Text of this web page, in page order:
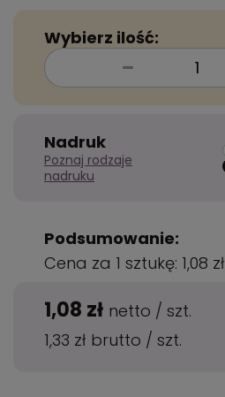
Wybierz ilość:
Nadruk
Poznaj rodzaje
nadruku
Podsumowanie:
Cena za 1 sztukę: 1,08 zł
1,08 zł netto / szt.
1,33 zł brutto / szt.